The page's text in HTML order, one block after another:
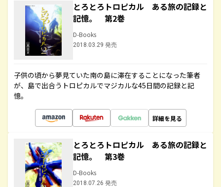
とろとろトロピカル ある旅の記録と
記憶。 第2巻
D-Books
2018.03.29 発売
子供の頃から夢見ていた南の島に滞在することになった筆者
が、島で出合うトロピカルでマジカルな45日間の記録と記
憶。
詳細を見る
とろとろトロピカル ある旅の記録と
記憶。 第3巻
D-Books
2018.07.26 発売